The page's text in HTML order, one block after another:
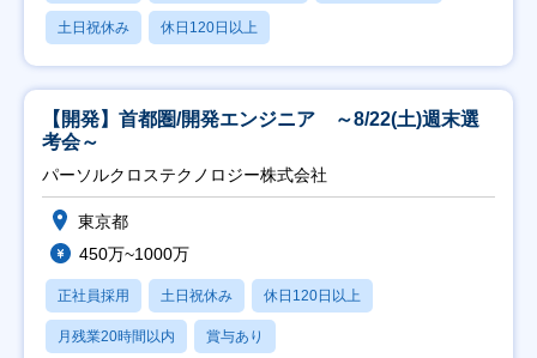
土日祝休み 休日120日以上
【開発】首都圏/開発エンジニア ～8/22(土)週末選
考会～
パーソルクロステクノロジー株式会社
東京都
450万~1000万
正社員採用 土日祝休み 休日120日以上
月残業20時間以内 賞与あり